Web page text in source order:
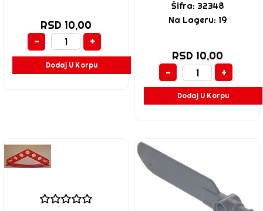
RSD 10,00
-
+
Dodaj U Korpu
Šifra: 32348
Na Lageru: 19
RSD 10,00
-
+
Dodaj U Korpu